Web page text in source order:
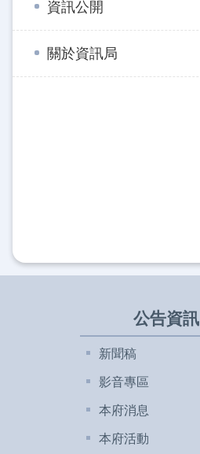
資訊公開
關於資訊局
公告資訊
新聞稿
影音專區
本府消息
本府活動